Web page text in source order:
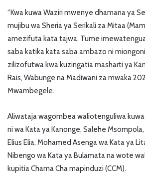
‘’Kwa kuwa Waziri mwenye dhamana ya
mujibu wa Sheria ya Serikali za Mitaa
amezifuta kata tajwa, Tume
saba katika kata saba ambazo ni
zilizofutwa kwa kuzingatia masharti ya
Rais, Wabunge na Madiwani za mwaka
Mwambegele.
Aliwataja wagombea waliotenguliwa
ni wa Kata ya Kanonge, Salehe
Elius Elia, Mohamed Asenga wa Kata ya
Nibengo wa Kata ya Bulamata na wote
kupitia Chama Cha mapinduzi (CCM).